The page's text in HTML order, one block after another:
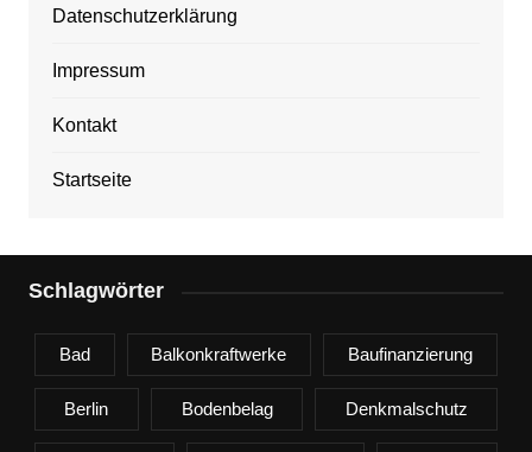
Datenschutzerklärung
Impressum
Kontakt
Startseite
Schlagwörter
Bad Balkonkraftwerke Baufinanzierung
Berlin Bodenbelag Denkmalschutz